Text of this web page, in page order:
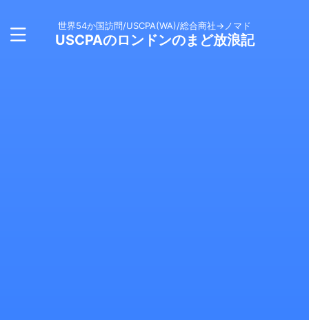
世界54か国訪問/USCPA(WA)/総合商社→ノマド
USCPAのロンドンのまど放浪記